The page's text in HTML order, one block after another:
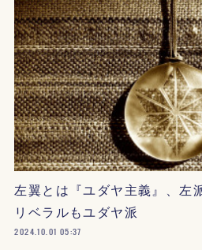
左翼とは『ユダヤ主義』、左
リベラルもユダヤ派
2024.10.01 05:37